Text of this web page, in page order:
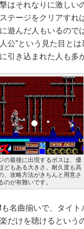
はそれなりに激しい
テージをクリアすれ
遊んだ人もいるので
公”という見た目と
引き込まれた人も多
の最後に出現するボスは、優
どもある大きさ。耐久度も高
、攻略方法がきちんと用意さ
のが有難いです。
名曲揃いで、タイト
だけを聴けるとい